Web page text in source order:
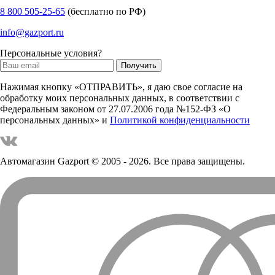
8 800 505-25-65 (бесплатно по РФ)
info@gazport.ru
Персональные условия?
Нажимая кнопку «ОТПРАВИТЬ», я даю свое согласие на
обработку моих персональных данных, в соответствии с
Федеральным законом от 27.07.2006 года №152-ФЗ «О
персональных данных» и Политикой конфиденциальности
Автомагазин Gazport© 2005 - 2026. Все права защищены.